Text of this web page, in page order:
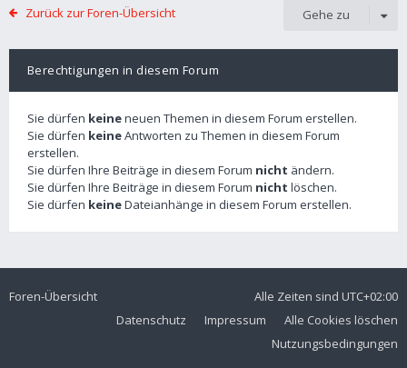
Zurück zur Foren-Übersicht Gehe zu
Berechtigungen in diesem Forum
Sie dürfen keineneuen Themen in diesem Forum erstellen.
Sie dürfen keineAntworten zu Themen in diesem Forum
erstellen.
Sie dürfen Ihre Beiträge in diesem Forum nicht ändern.
Sie dürfen Ihre Beiträge in diesem Forum nicht löschen.
Sie dürfen keineDateianhänge in diesem Forum erstellen.
Foren-Übersicht Alle Zeiten sind UTC+02:00
Alle Cookies löschen
Impressum
Datenschutz
Nutzungsbedingungen